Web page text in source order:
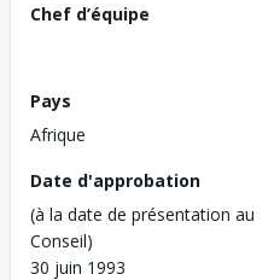
Chef d’équipe
Pays
Afrique
Date d'approbation
(à la date de présentation au
Conseil)
30 juin 1993